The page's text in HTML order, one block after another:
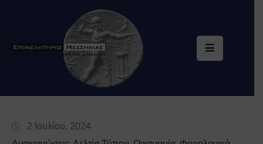
Επιμελητήριο
2 Ιουλίου, 2024